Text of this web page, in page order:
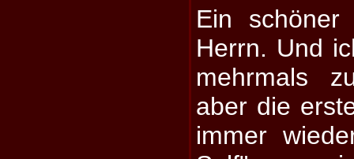
Ein
Herrn. Und
mehrmals
aber die
immer